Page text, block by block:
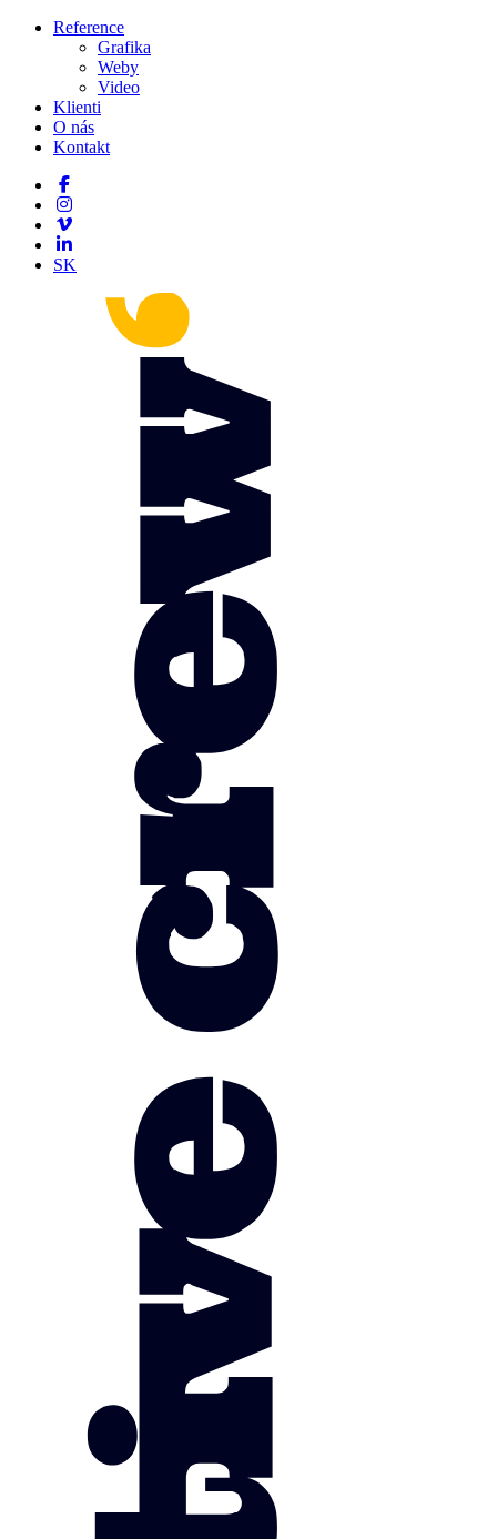
Reference
Grafika
Weby
Video
Klienti
O nás
Kontakt
SK